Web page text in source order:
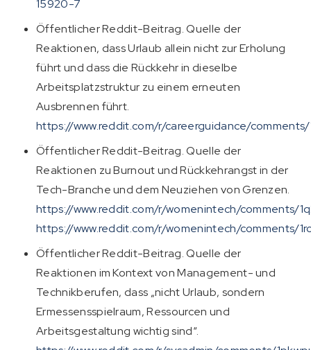
15920-7
Öffentlicher Reddit-Beitrag. Quelle der
Reaktionen, dass Urlaub allein nicht zur Erholung
führt und dass die Rückkehr in dieselbe
Arbeitsplatzstruktur zu einem erneuten
Ausbrennen führt.
https://www.reddit.com/r/careerguidance/
Öffentlicher Reddit-Beitrag. Quelle der
Reaktionen zu Burnout und Rückkehrangst in der
Tech-Branche und dem Neuziehen von Grenzen.
https://www.reddit.com/r/womenintech/comments/
https://www.reddit.com/r/womenintech/comments/
Öffentlicher Reddit-Beitrag. Quelle der
Reaktionen im Kontext von Management- und
Technikberufen, dass „nicht Urlaub, sondern
Ermessensspielraum, Ressourcen und
Arbeitsgestaltung wichtig sind“.